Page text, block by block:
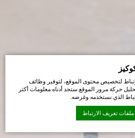
لتخصيص محتوى الموقع، لتوفير وظائف
حركة مرور الموقع.ستجد أدناه معلومات أكثر
الذي نستخدمه وغرضه.
تعريف الارتباط